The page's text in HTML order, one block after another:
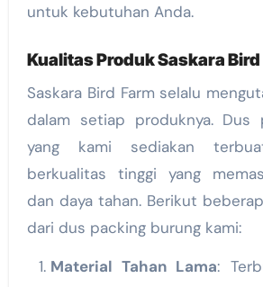
untuk kebutuhan Anda.
Kualitas Produk Saskara Bird
Saskara Bird Farm selalu
dalam setiap produknya. Dus
yang kami sediakan
berkualitas tinggi yang
dan daya tahan. Berikut
dari dus packing burung kami:
Material Tahan Lama: